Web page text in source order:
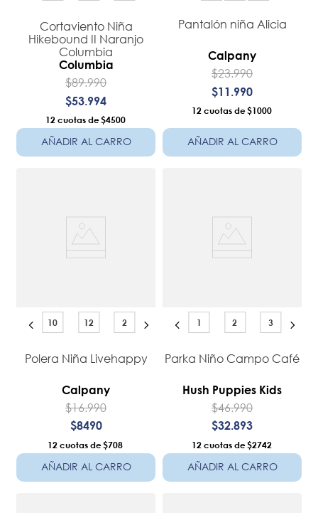
Cortaviento Niña
Hikebound II Naranjo
Columbia
Columbia
$89.990
$53 994
12 $4500
AÑADIR AL CARRO
Pantalón niña Alicia
Calpany
$23.990
$11 990
12 $1000
AÑADIR AL CARRO
10 12 2
Polera Niña Livehappy
Calpany
$16.990
$8490
12 $708
AÑADIR AL CARRO
1 2 3
Parka Niño Campo Café
Hush Puppies Kids
$46.990
$32.893
12 $2742
AÑADIR AL CARRO